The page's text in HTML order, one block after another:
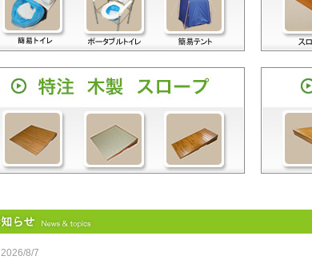
2026/8/7